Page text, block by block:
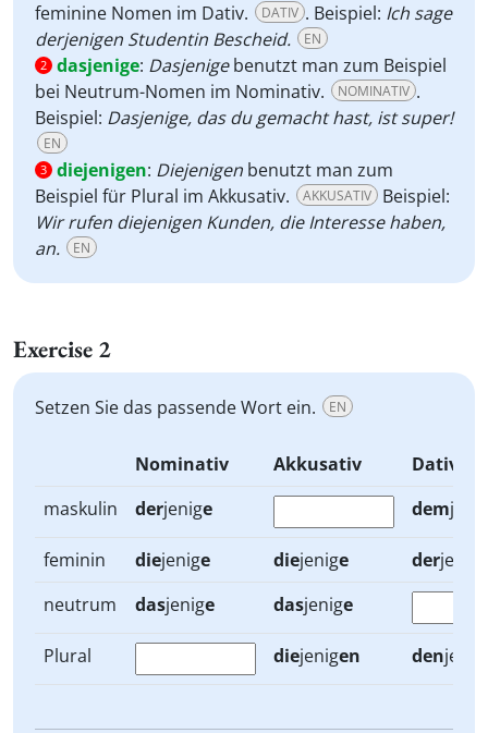
feminine Nomen im Dativ.
DATIV . Beispiel: Ich sage
derjenigen Studentin Bescheid.
EN
2 dasjenige: Dasjenigebenutzt man zum Beispiel
bei Neutrum-Nomen im Nominativ.
NOMINATIV .
Beispiel: Dasjenige, das du gemacht hast, ist super!
EN
3 diejenigen: Diejenigen benutzt man zum
Beispiel für Plural im Akkusativ.
AKKUSATIV
Beispiel:
Wir rufen diejenigen Kunden, die Interesse haben,
an.
EN
Exercise 2
Setzen Sie das passende Wort ein. EN
Nominativ Akkusativ
Dativ
maskulin
derjenige demjenig
feminin diejenige diejenige derjenig
neutrum
dasjenige dasjenige
Plural diejenigen denjenig